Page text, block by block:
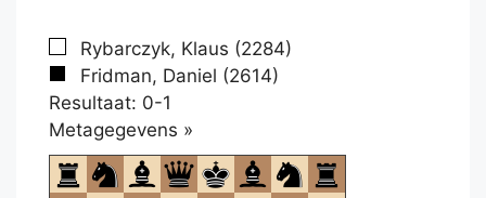
Rybarczyk, Klaus (2284)
Fridman, Daniel (2614)
Resultaat: 0-1
Metagegevens »
om
te